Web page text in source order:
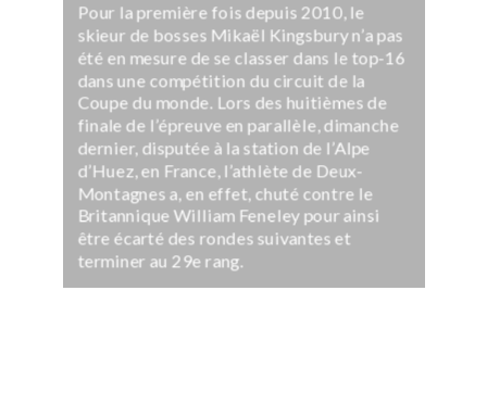
Pour la première fois depuis 2010, le
skieur de bosses Mikaël Kingsbury n’a pas
été en mesure de se classer dans le top-16
dans une compétition du circuit de la
Coupe du monde. Lors des huitièmes de
finale de l’épreuve en parallèle, dimanche
dernier, disputée à la station de l’Alpe
d’Huez, en France, l’athlète de Deux-
Montagnes a, en effet, chuté contre le
Britannique William Feneley pour ainsi
être écarté des rondes suivantes et
terminer au 29e rang.